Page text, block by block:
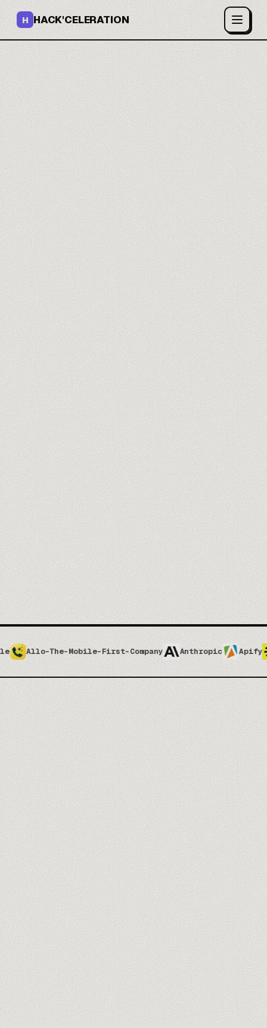
H HACK'CELERATION
Dominas la IA de
Google.
tu@empresa.com
Descubre a los formadores →
Sin spam, nunca. Cancela en un clic.
Mobile-First-Company Anthropic Apify Apolloio